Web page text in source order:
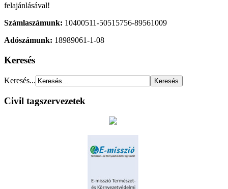
felajánlásával!
Számlaszámunk: 10400511-50515756-89561009
Adószámunk: 18989061-1-08
Keresés
Keresés...
Civil tagszervezetek